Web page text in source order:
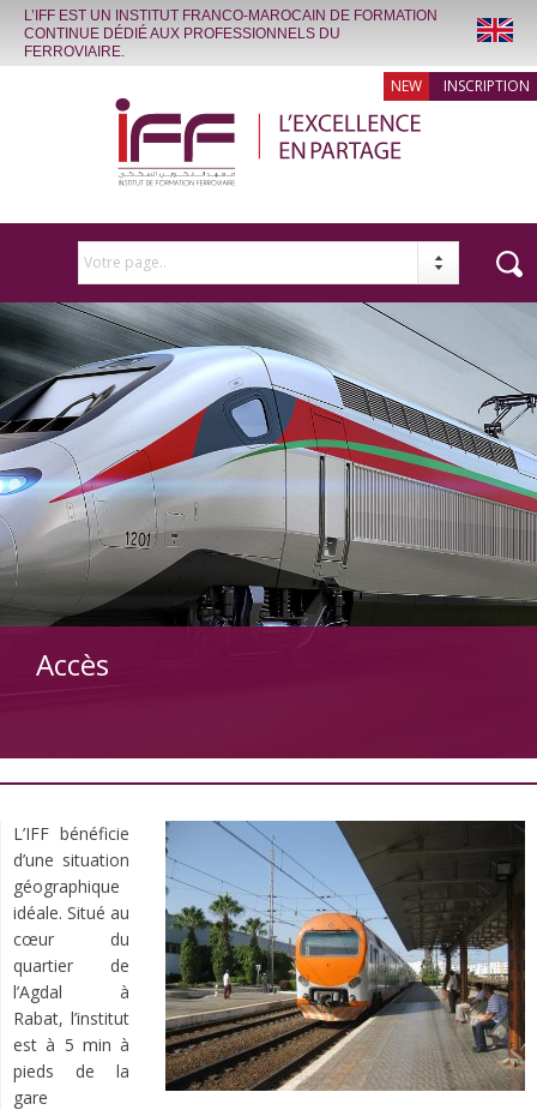
L’IFF EST UN INSTITUT FRANCO-MAROCAIN DE FORMATION
CONTINUE DÉDIÉ AUX PROFESSIONNELS DU
FERROVIAIRE.
INSCRIPTION
Votre page..
Accès
L’IFF bénéficie
d’une situation
géographique
idéale. Situé au
cœur du
quartier de
l’Agdal à
Rabat, l’institut
est à 5 min à
pieds de la
gare